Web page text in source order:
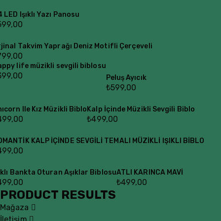
LED Işıklı Yazı Panosu
Takvim Yaprağı Deniz Motifli Çerçeveli
life müzikli sevgili biblosu
Peluş Ayıcık
₺599,00
Ile Kız Müzikli Biblo Kalp İçinde Müzikli Sevgili Biblo
₺499,00
KALP İÇİNDE SEVGİLİ TEMALI MÜZİKLİ IŞIKLI BİBLO
Bankta Oturan Aşıklar BiblosuATLI KARINCA MAVİ
₺499,00
PRODUCT RESULTS
Mağaza